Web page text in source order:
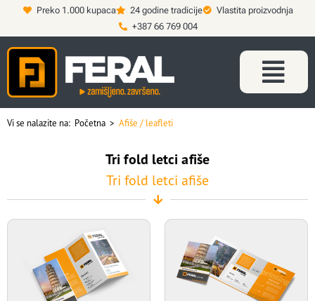
Preko 1.000 kupaca 24 godine tradicije
Vlastita proizvodnja
+387 66 769 004
Vi se nalazite na: Početna > Afiše / leafleti
Tri fold letci afiše
Tri fold letci afiše